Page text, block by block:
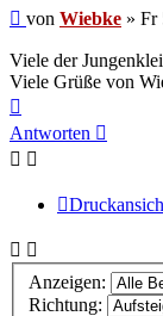
Beitrag
von Wiebke » Fr
Viele der
Viele Grüße von
oben
Antworten
Anzeigen:
Richtung: